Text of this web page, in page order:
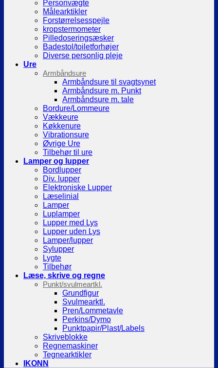
Personvægte
Målearktikler
Forstørrelsesspejle
kropstermometer
Pilledoseringsæsker
Badestol/toiletforhøjer
Diverse personlig pleje
Ure
Armbåndsure
Armbåndsure til svagtsynet
Armbåndsure m. Punkt
Armbåndsure m. tale
Bordure/Lommeure
Vækkeure
Køkkenure
Vibrationsure
Øvrige Ure
Tilbehør til ure
Lamper og lupper
Bordlupper
Div. lupper
Elektroniske Lupper
Læselinial
Lamper
Luplamper
Lupper med Lys
Lupper uden Lys
Lamper/lupper
Sylupper
Lygte
Tilbehør
Læse, skrive og regne
Punkt/svulmeartkl.
Grundfigur
Svulmearktl.
Pren/Lommetavle
Perkins/Dymo
Punktpapir/Plast/Labels
Skriveblokke
Regnemaskiner
Tegnearktikler
IKONN